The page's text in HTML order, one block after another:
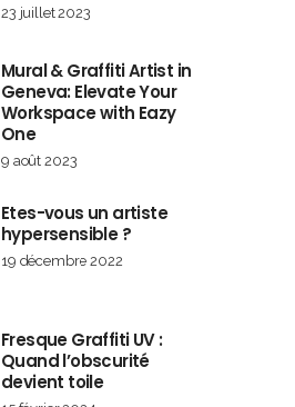
23 juillet 2023
Mural & Graffiti Artist in
Geneva: Elevate Your
Workspace with Eazy
One
9 août 2023
Etes-vous un artiste
hypersensible ?
19 décembre 2022
Fresque Graffiti UV :
Quand l’obscurité
devient toile